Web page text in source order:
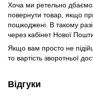
Хоча ми ретельно дбаємо
повернути товар, якщо
пошкоджені. В такому
через кабінет Нової
Якщо вам просто не
то вартість зворотньої
Відгуки